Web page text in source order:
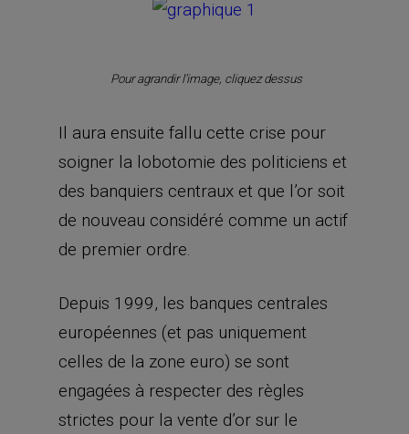
Pour agrandir l’image, cliquez dessus
Il aura ensuite fallu cette crise pour
soigner la lobotomie des politiciens et
des banquiers centraux et que l’or soit
de nouveau considéré comme un actif
de premier ordre.
Depuis 1999, les banques centrales
européennes (et pas uniquement
celles de la zone euro) se sont
engagées à respecter des règles
strictes pour la vente d’or sur le